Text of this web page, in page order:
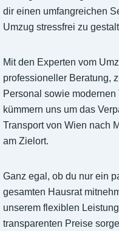
dir einen umfangreichen
Umzug stressfrei zu
Mit den Experten vom
professioneller Beratung,
Personal sowie
kümmern uns um das
Transport von Wien nach
am Zielort.
Ganz egal, ob du nur ein
gesamten Hausrat
unserem flexiblen
transparenten Preise